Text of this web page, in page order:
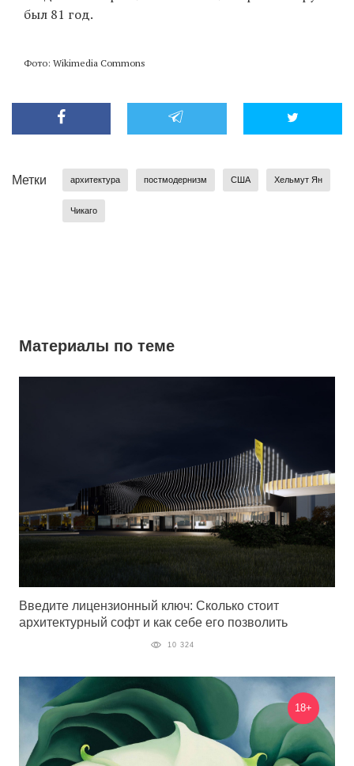
был 81 год.
Фото: Wikimedia Commons
Метки архитектура постмодернизм США Хельмут Ян
Чикаго
Материалы по теме
Введите лицензионный ключ: Сколько стоит
архитектурный софт и как себе его позволить
10 324
18+